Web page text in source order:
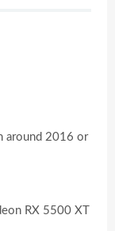
around 2016 or
RX 5500 XT